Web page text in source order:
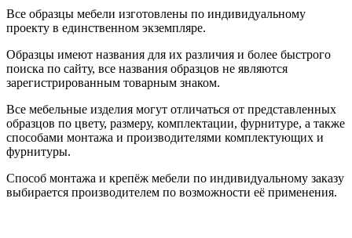
Все образцы мебели изготовлены по индивидуальному
проекту в единственном экземпляре.
Образцы имеют названия для их различия и более быстрого
поиска по сайту, все названия образцов не являются
зарегистрированным товарным знаком.
Все мебельные изделия могут отличаться от представленных
образцов по цвету, размеру, комплектации, фурнитуре, а также
способами монтажа и производителями комплектующих и
фурнитуры.
Способ монтажа и крепёж мебели по индивидуальному заказу
выбирается производителем по возможности её применения.